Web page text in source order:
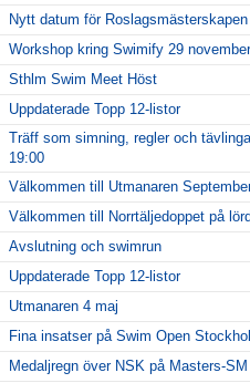
Nytt datum för Roslagsmästerskapen
Workshop kring Swimify 29 november
Sthlm Swim Meet Höst
Uppdaterade Topp 12-listor
Träff som simning, regler och
19:00
Välkommen till Utmanaren
Välkommen till Norrtäljedoppet på
Avslutning och swimrun
Uppdaterade Topp 12-listor
Utmanaren 4 maj
Fina insatser på Swim Open
Medaljregn över NSK på Masters-SM